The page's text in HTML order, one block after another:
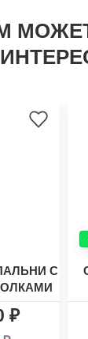
С